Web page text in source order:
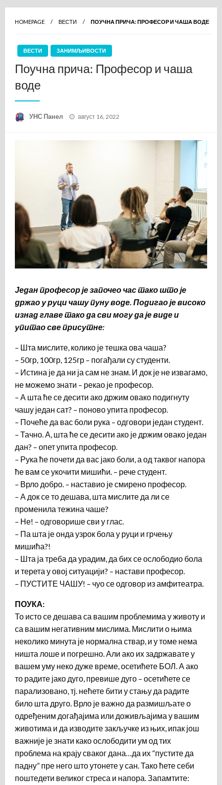
HOMEPAGE ВЕСТИ ПОУЧНА ПРИЧА: ПРОФЕСОР И ЧАША ВОДЕ
ВЕСТИ ЗАНИМЉИВОСТИ
Поучна прича: Професор и чаша
воде
УНС Панел
Posted
август 16, 2022
Један професор је започео час тако што је
држао у руци чашу пуну воде. Подигао је високо
изнад главе тако да сви могу да је виде и
упитао све присутне:
– Шта мислите, колико је тешка ова чаша?
– 50гр, 100гр, 125гр – погађали су студенти.
– Истина је да ни ја сам не знам. И док је не извагамо,
не можемо знати – рекао је професор.
– А шта ће се десити ако држим овако подигнуту
чашу један сат? – поново упита професор.
– Почеће да вас боли рука – одговори један студент.
– Тачно. А, шта ће се десити ако је држим овако један
дан? – опет упита професор.
– Рука ће почети да вас јако боли, а од таквог напора
ће вам се укочити мишићи. – рече студент.
– Врло добро. – наставио је смирено професор.
– А док се то дешава, шта мислите да ли се
променила тежина чаше?
– Не! – одговорише сви у глас.
– Па шта је онда узрок бола у руци и грчењу
мишића?!
– Шта ја треба да урадим, да бих се ослободио бола
и терета у овој ситуацији? – настави професор.
– ПУСТИТЕ ЧАШУ! – чуо се одговор из амфитеатра.
ПОУКА:
То исто се дешава са вашим проблемима у животу и
са вашим негативним мислима. Мислити о њима
неколико минута је нормална ствар, и у томе нема
ништа лоше и погрешно. Али ако их задржавате у
вашем уму неко дуже време, осетићете БОЛ. А ако
то радите јако дуго, превише дуго – осетићете се
парализовано, тј. нећете бити у стању да радите
било шта друго. Врло је важно да размишљате о
одређеним догађајима или доживљајима у вашим
животима и да изводите закључке из њих, ипак још
важније је знати како ослободити ум од тих
проблема на крају сваког дана…да их “пустите да
падну” пре него што утонете у сан. Тако ћете себи
поштедети великог стреса и напора. Запамтите: